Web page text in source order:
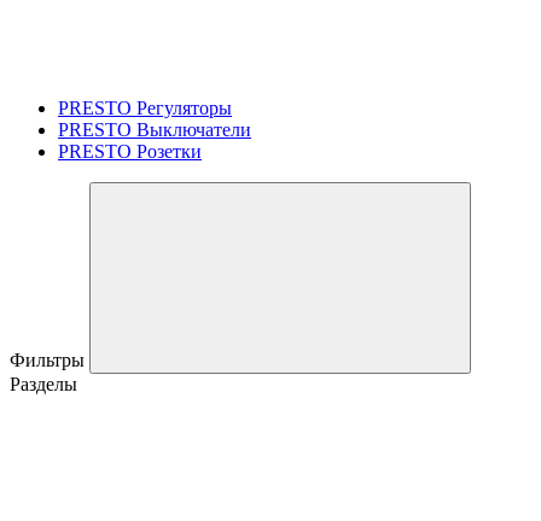
PRESTO Регуляторы
PRESTO Выключатели
PRESTO Розетки
Фильтры
Разделы